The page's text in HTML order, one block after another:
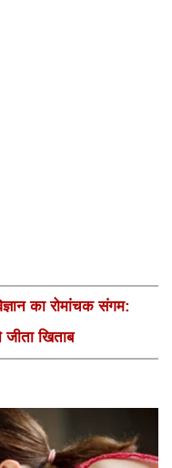
का रोमांचक संगम:
खिताब